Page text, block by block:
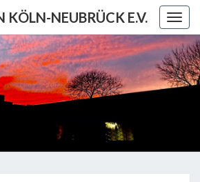
KÖLN-NEUBRÜCK E.V.